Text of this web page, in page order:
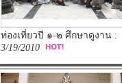
ท่องเที่ยวปี ๑-๒ ศึกษาดูงาน :
3/19/2010